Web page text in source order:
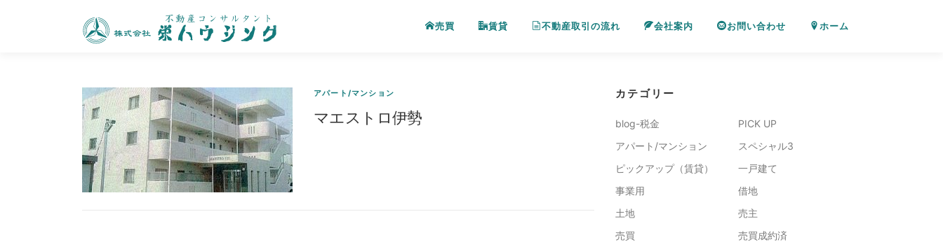
売買 賃貸 不動産取引の流れ 会社案内 お問い合わせ ホーム
アパート/マンション
マエストロ伊勢
カテゴリー
blog-税金
PICK UP
アパート/マンション
スペシャル3
ピックアップ（賃貸）
一戸建て
事業用
借地
土地
売主
売買
売買成約済